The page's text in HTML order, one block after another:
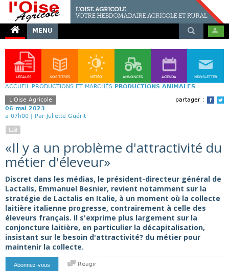
MENU
LÉGALES NOS TITRES MÉTÉO ANNONCES AGENDA NEWSLETTER
ACCUEIL PRODUCTIONS ET MARCHÉS PRODUCTIONS ANIMALES
partager :
L'Oise Agricole
06 mai 2023
a 07h00 | Par Juliette Guérit
Lait
«Il y a un problème d'attractivité du
métier d'éleveur»
Discret dans les médias, le président-directeur général de
Lactalis, Emmanuel Besnier, revient notamment sur la
stratégie de Lactalis en Italie, à un moment où la collecte
laitière italienne progresse, contrairement à celle des
éleveurs français. Il s'exprime plus largement sur la
conjoncture laitière, en particulier la décapitalisation,
insistant sur le besoin d'attractivité? du métier pour
maintenir la collecte.
Abonnez-vous Reagir